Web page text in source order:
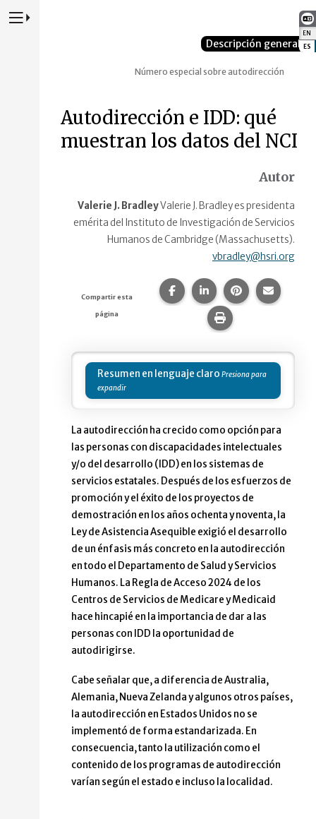
EN
ES
Presione para alternar la navegación principal del sitio web
Descripción general
Número especial sobre autodirección
Autodirección e IDD: qué
muestran los datos del NCI
Autor
Valerie J. BradleyValerie J. Bradley es presidenta
emérita del Instituto de Investigación de Servicios
Humanos de Cambridge (Massachusetts).
vbradley@hsri.org
Compartir esta
página
Compartir esta página en
Compartir esta
Compartir
Imprime esta
Resumen en lenguaje claro
La autodirección ha crecido como opción para
las personas con discapacidades intelectuales
y/o del desarrollo (IDD) en los sistemas de
servicios estatales. Después de los esfuerzos de
promoción y el éxito de los proyectos de
demostración en los años ochenta y noventa, la
Ley de Asistencia Asequible exigió el desarrollo
de un énfasis más concreto en la autodirección
en todo el Departamento de Salud y Servicios
Humanos. La Regla de Acceso 2024 de los
Centros de Servicios de Medicare y Medicaid
hace hincapié en la importancia de dar a las
personas con IDD la oportunidad de
autodirigirse.
Cabe señalar que, a diferencia de Australia,
Alemania, Nueva Zelanda y algunos otros países,
la autodirección en Estados Unidos no se
implementó de forma estandarizada. En
consecuencia, tanto la utilización como el
contenido de los programas de autodirección
varían según el estado e incluso la localidad.